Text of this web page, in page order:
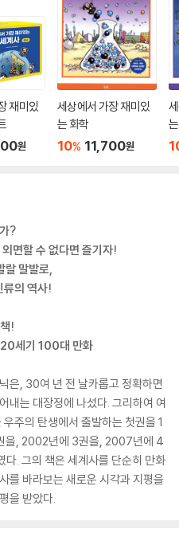
재미있
원
세상에서 가장 재미있
는 화학
10% 11,700원
?
면할 수 없다면 즐기자!
랄 말발로,
류의 역사!
!
20세기 100대 만화
은, 30여 년 전 날카롭고 정확하면
내는 대장정에 나섰다. 그리하여 여
주의 탄생에서 출발하는 첫권을 1
을, 2002년에 3권을, 2007년에 4
. 그의 책은 세계사를 단순히 만화
를 바라보는 새로운 시각과 지평을
을 받았다.